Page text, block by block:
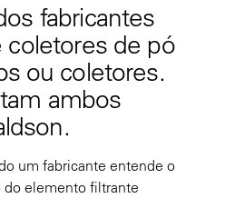
fabricantes
coletores de pó
ou coletores.
ambos
um fabricante entende o
elemento filtrante